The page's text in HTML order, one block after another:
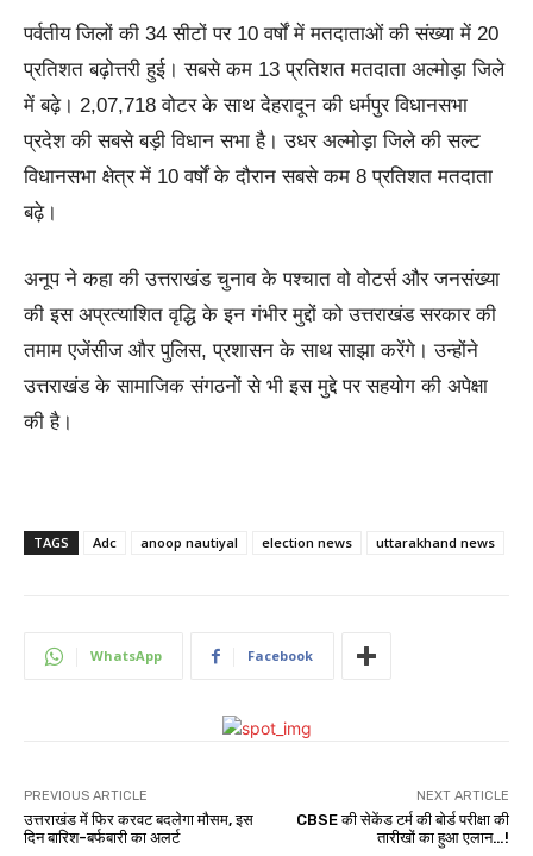
पर्वतीय जिलों की 34 सीटों पर 10 वर्षों में मतदाताओं की संख्या में 20
प्रतिशत बढ़ोत्तरी हुई। सबसे कम 13 प्रतिशत मतदाता अल्मोड़ा जिले
में बढ़े। 2,07,718 वोटर के साथ देहरादून की धर्मपुर विधानसभा
प्रदेश की सबसे बड़ी विधान सभा है। उधर अल्मोड़ा जिले की सल्ट
विधानसभा क्षेत्र में 10 वर्षों के दौरान सबसे कम 8 प्रतिशत मतदाता
बढ़े।
अनूप ने कहा की उत्तराखंड चुनाव के पश्चात वो वोटर्स और जनसंख्या
की इस अप्रत्याशित वृद्धि के इन गंभीर मुद्दों को उत्तराखंड सरकार की
तमाम एजेंसीज और पुलिस, प्रशासन के साथ साझा करेंगे। उन्होंने
उत्तराखंड के सामाजिक संगठनों से भी इस मुद्दे पर सहयोग की अपेक्षा
की है।
TAGS Adc anoop nautiyal election news uttarakhand news
WhatsApp Facebook
PREVIOUS ARTICLE
उत्तराखंड में फिर करवट बदलेगा मौसम, इस
दिन बारिश-बर्फबारी का अलर्ट
NEXT ARTICLE
CBSE की सेकेंड टर्म की बोर्ड परीक्षा की
तारीखों का हुआ एलान…!